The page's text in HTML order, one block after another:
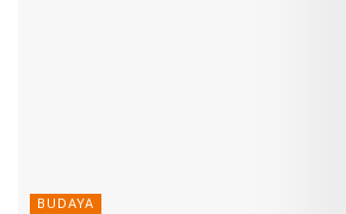
BUDAYA